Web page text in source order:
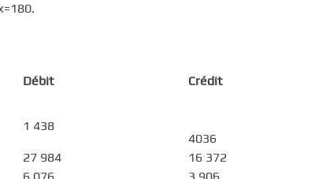
Débit Crédit
1 438
27 984
4036
16 372